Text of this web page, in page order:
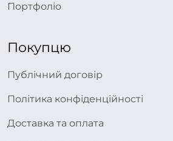
Портфоліо
Покупцю
Публічний договір
Політика конфіденційності
Доставка та оплата